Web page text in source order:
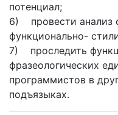
потенциал;
6) провести анализ
функционально-
7) проследить
фразеологических
программистов в
подъязыках.